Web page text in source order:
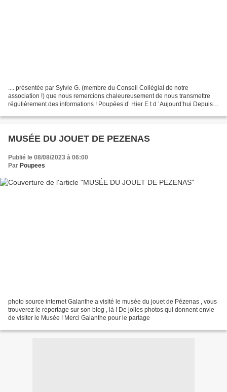
.... présentée par Sylvie G. (membre du Conseil Collégial de notre
association !) que nous remercions chaleureusement de nous transmettre
régulièrement des informations ! Poupées d’ Hier E t d ’Aujourd’hui Depuis
MUSÉE DU JOUET DE PEZENAS
Publié le 08/08/2023 à 06:00
Par Poupees
photo source internet Galanthe a visité le musée du jouet de Pézenas , vous
trouverez le reportage sur son blog , là ! De jolies photos qui donnent envie
de visiter le Musée ! Merci Galanthe pour le partage